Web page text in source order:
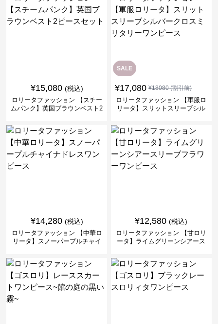
¥15,080 (税込)
ロリータファッション 【スチー
ムパンク】英国ブラウンベスト2
SALE
¥17,080 ¥18080(割引前)
ロリータファッション 【軍服ロ
リータ】スリットスリーブシル
¥14,280 (税込)
ロリータファッション 【中華ロ
リータ】スノーパープルチャイ
¥12,580 (税込)
ロリータファッション 【甘ロリ
ータ】ライムグリーンシアース